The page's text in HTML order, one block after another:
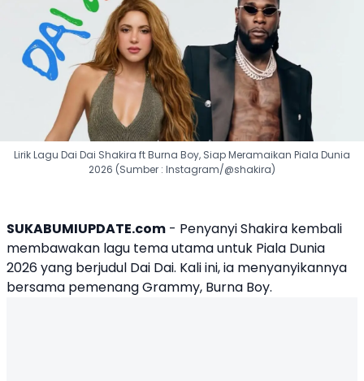
Lirik Lagu Dai Dai Shakira ft Burna Boy, Siap Meramaikan Piala Dunia
2026 (Sumber : Instagram/@shakira)
SUKABUMIUPDATE.com - PenyanyiShakira kembali
membawakan lagu tema utama untuk Piala Dunia
2026 yang berjudul Dai Dai. Kali ini, ia menyanyikannya
bersama pemenang Grammy, Burna Boy.